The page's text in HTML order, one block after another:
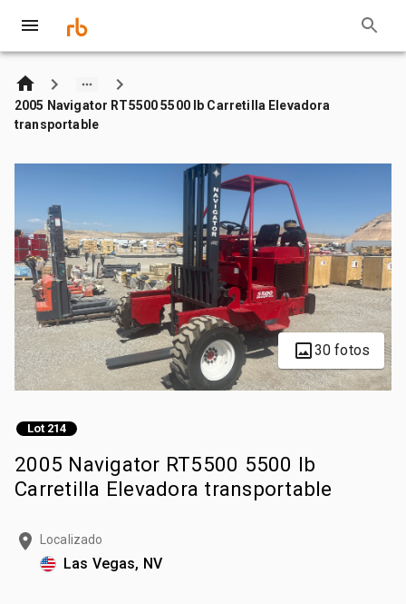
2005 Navigator RT5500 5500 lb Carretilla Elevadora
transportable
30 fotos
Lot 214
2005 Navigator RT5500 5500 lb
Carretilla Elevadora transportable
Localizado
Las Vegas, NV